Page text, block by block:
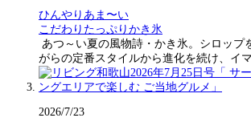
ひんやりあま〜い
こだわりたっぷりかき氷
あつ～い夏の風物詩・かき氷。シロップ
がらの定番スタイルから進化を続け、イ
2026/7/23